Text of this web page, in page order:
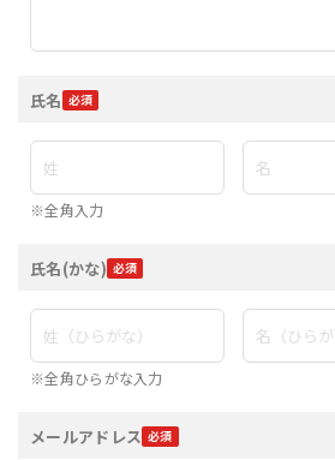
氏名
※全角入力
氏名(かな)
※全角ひらがな入力
メールアドレス